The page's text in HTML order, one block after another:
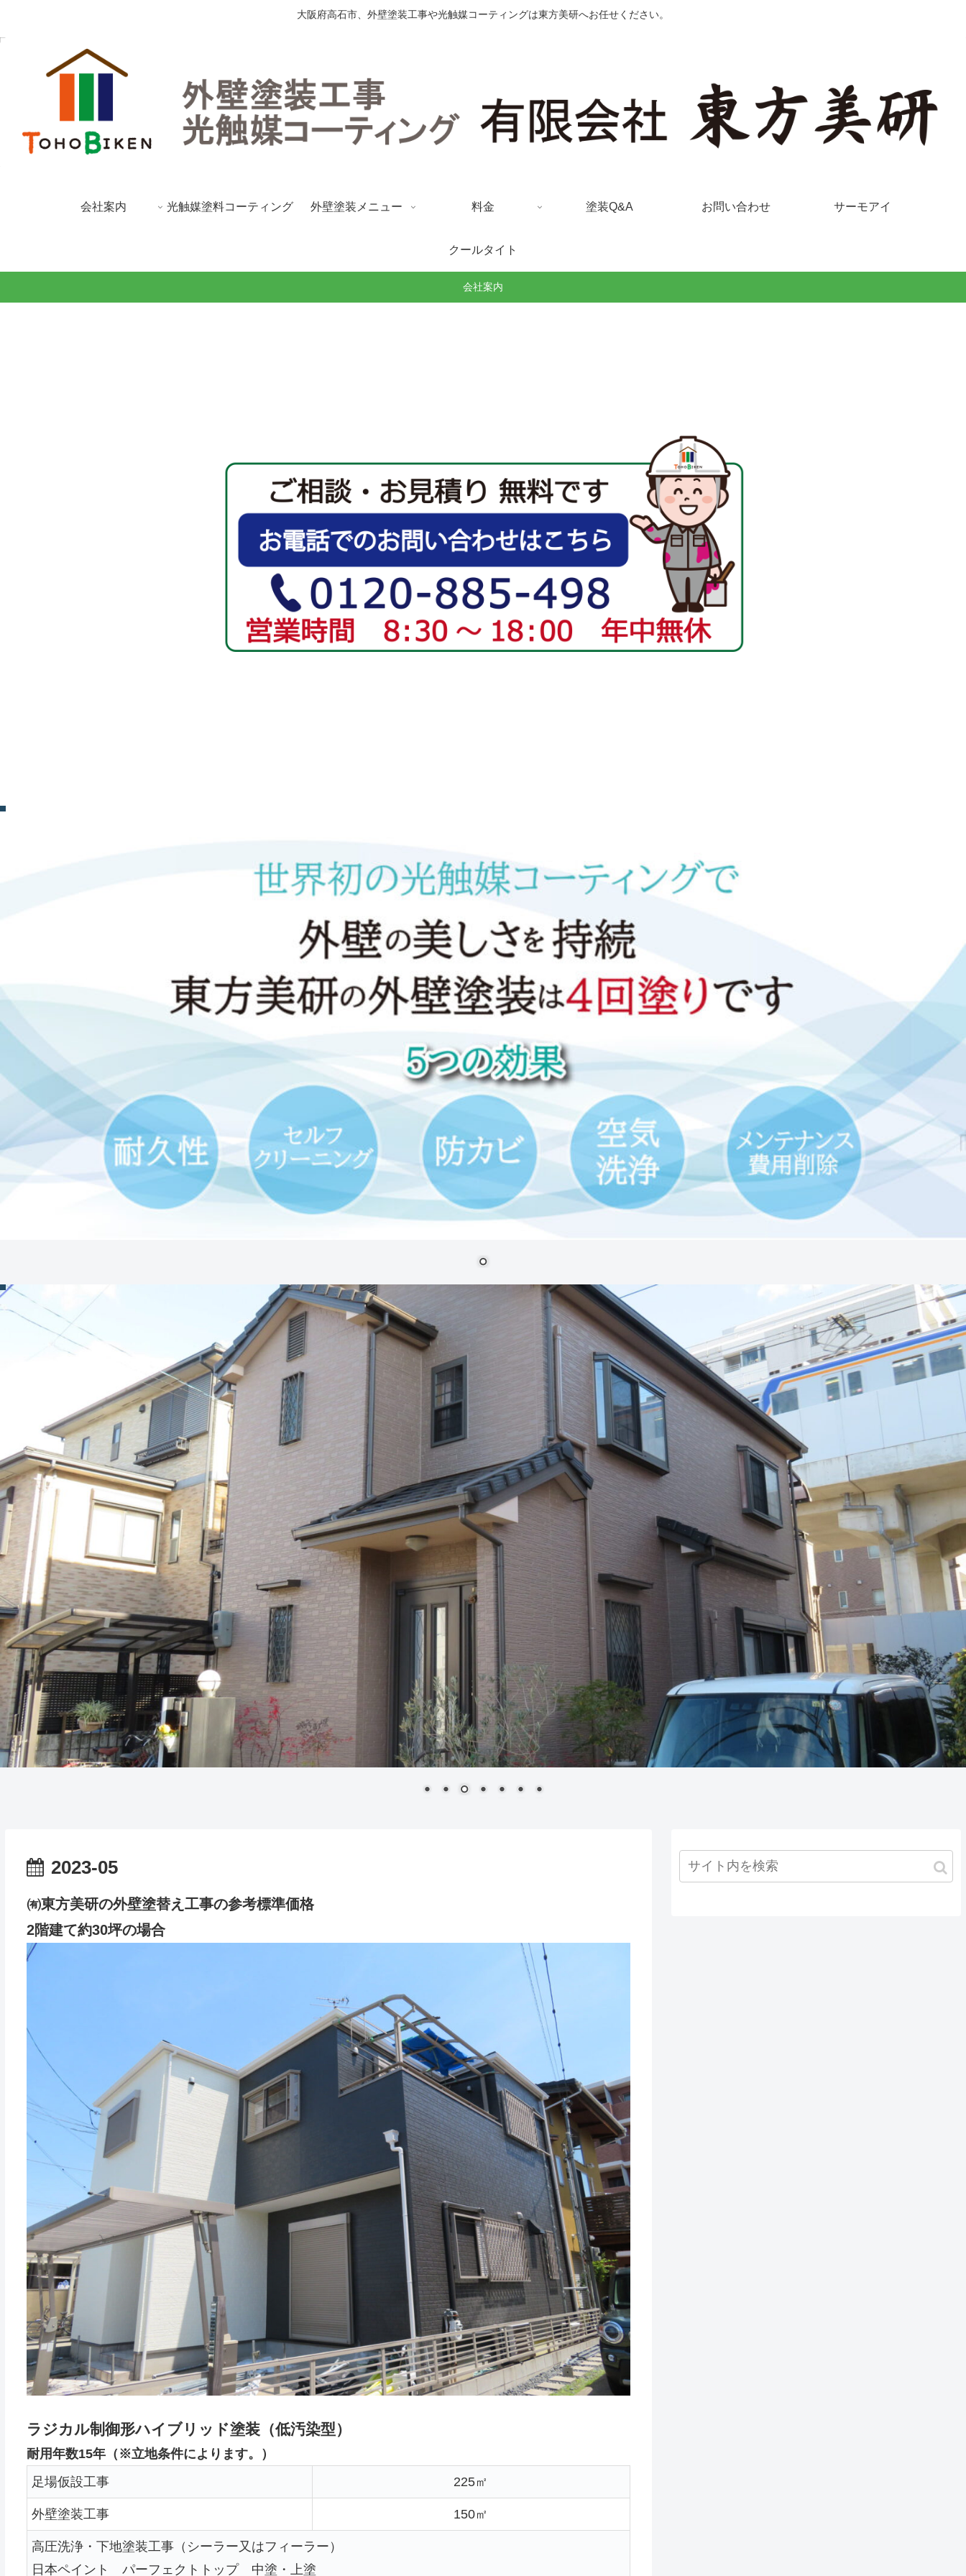
大阪府高石市、外壁塗装工事や光触媒コーティングは東方美研へお任せください。
会社案内 光触媒塗料コーティング 外壁塗装メニュー 料金 塗装Q&A お問い合わせ サーモアイ
クールタイト
会社案内
2023-05
㈲東方美研の外壁塗替え工事の参考標準価格
2階建て約30坪の場合
ラジカル制御形ハイブリッド塗装（低汚染型）
耐用年数15年（※立地条件によります。）
足場仮設工事
225㎡
外壁塗装工事 150㎡
高圧洗浄・下地塗装工事（シーラー又はフィーラー）
日本ペイント パーフェクトトップ 中塗・上塗